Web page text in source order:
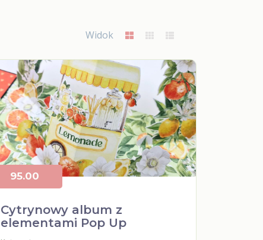
Widok
Cytrynowy album z
elementami Pop Up
95.00